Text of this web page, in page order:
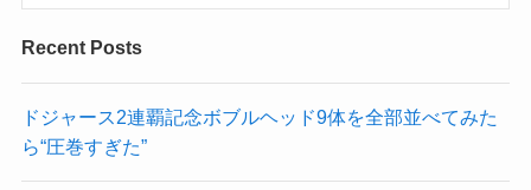
Recent Posts
ドジャース2連覇記念ボブルヘッド9体を全部並べてみた
ら“圧巻すぎた”